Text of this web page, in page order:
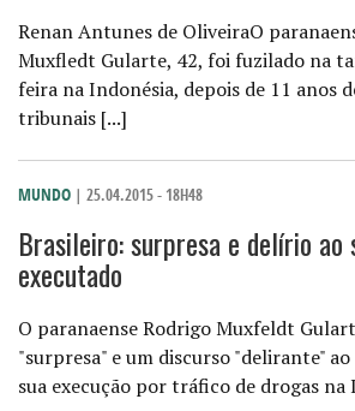
Renan Antunes de OliveiraO
Muxfledt Gularte, 42, foi fuzilado na
feira na Indonésia, depois de 11 anos
tribunais [...]
MUNDO | 25.04.2015 - 18H48
Brasileiro: surpresa e delírio ao
executado
O paranaense Rodrigo Muxfeldt
"surpresa" e um discurso "delirante"
sua execução por tráfico de drogas na